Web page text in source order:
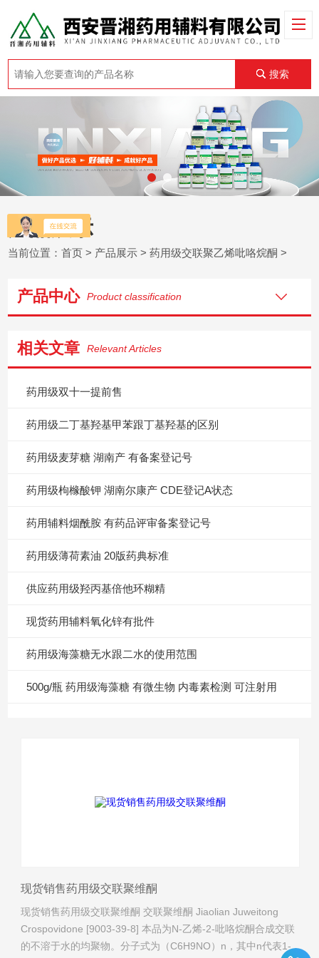
搜索
产品展示
当前位置：首页 > 产品展示 >药用级交联聚乙烯吡咯烷酮 >
产品中心 Product classification
相关文章 Relevant Articles
药用级双十一提前售
药用级二丁基羟基甲苯跟丁基羟基的区别
药用级麦芽糖 湖南产 有备案登记号
药用级枸橼酸钾 湖南尔康产 CDE登记A状态
药用辅料烟酰胺 有药品评审备案登记号
药用级薄荷素油 20版药典标准
供应药用级羟丙基倍他环糊精
现货药用辅料氧化锌有批件
药用级海藻糖无水跟二水的使用范围
500g/瓶 药用级海藻糖 有微生物 内毒素检测 可注射用
现货销售药用级交联聚维酮
现货销售药用级交联聚维酮 交联聚维酮 Jiaolian Juweitong
Crospovidone [9003-39-8] 本品为N-乙烯-2-吡咯烷酮合成交联
的不溶于水的均聚物。分子式为（C6H9NO）n，其中n代表1-